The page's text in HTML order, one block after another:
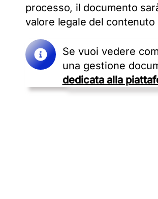
processo, il documento
valore legale del
Se vuoi vedere
una gestione
dedicata alla